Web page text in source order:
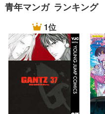
青年マンガ ランキング
1位